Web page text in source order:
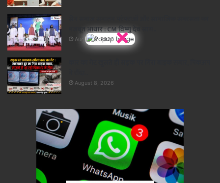
×
मजबूत आधार : CM विष्णु देव साय..
August 8, 2026
August 8, 2026